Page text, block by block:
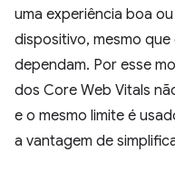
uma experiência boa
dispositivo, mesmo
dependam. Por esse
dos Core Web Vitals
e o mesmo limite é
a vantagem de